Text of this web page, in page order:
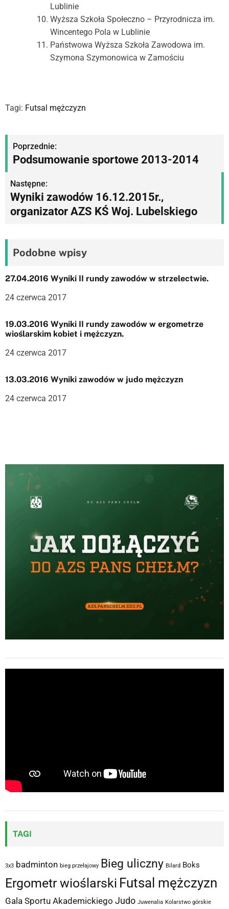
Lublinie
Wyższa Szkoła Społeczno – Przyrodnicza im.
Wincentego Pola w Lublinie
Państwowa Wyższa Szkoła Zawodowa im.
Szymona Szymonowica w Zamościu
Tagi: Futsal mężczyzn
N
w
a
j
a
w
p
i
s
u
Poprzednie:
Podsumowanie sportowe 2013-2014
Następne:
Wyniki zawodów 16.12.2015r.,
organizator AZS KŚ Woj. Lubelskiego
Podobne wpisy
27.04.2016 Wyniki II rundy zawodów w strzelectwie.
24 czerwca 2017
19.03.2016 Wyniki II rundy zawodów w ergometrze
wioślarskim kobiet i mężczyzn.
24 czerwca 2017
13.03.2016 Wyniki zawodów w judo mężczyzn
24 czerwca 2017
TAGI
3x3 badminton bieg przełajowy Bieg uliczny Bilard Boks
Ergometr wioślarski Futsal mężczyzn
Gala Sportu Akademickiego Judo Juwenalia Kolarstwo górskie